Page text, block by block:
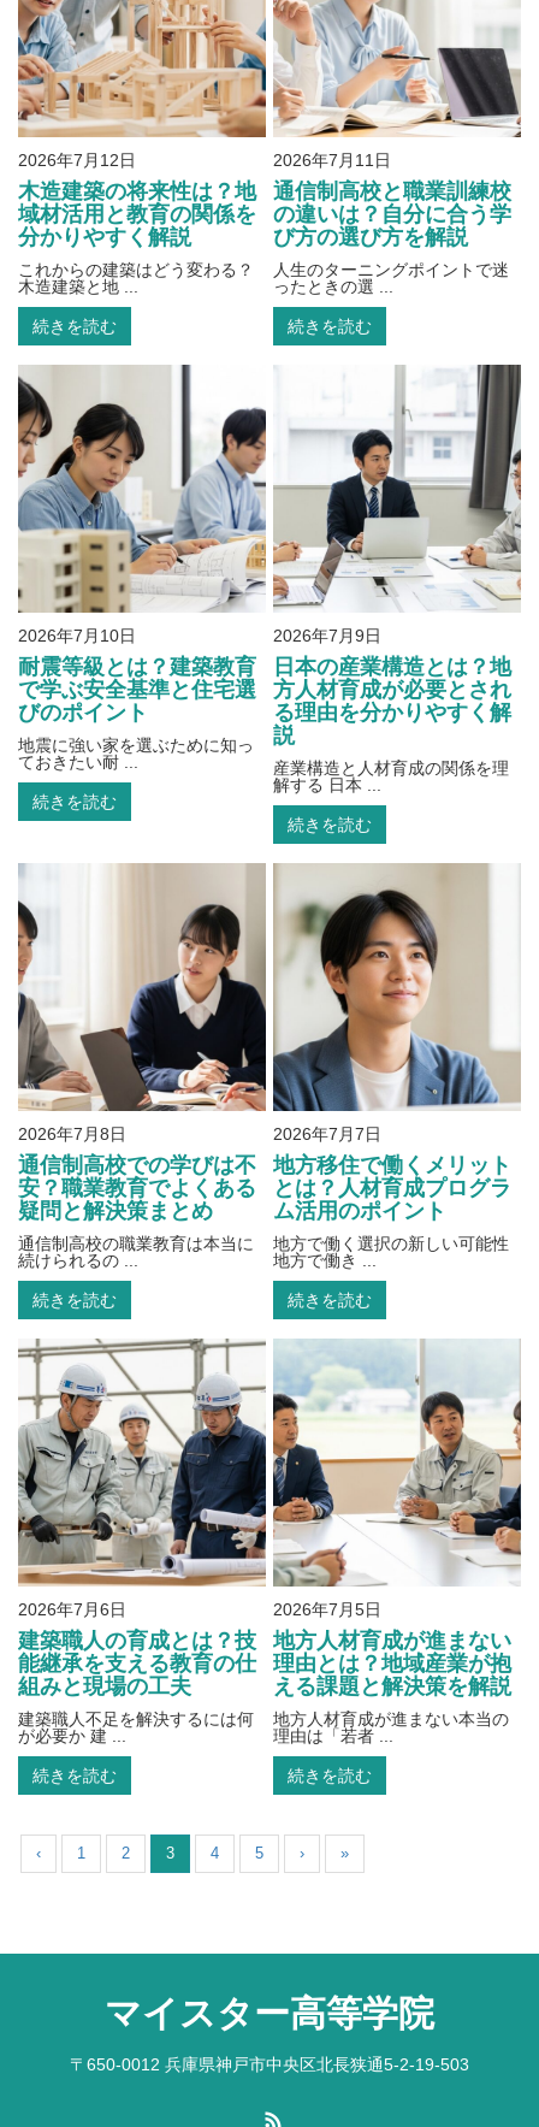
2026年7月12日
木造建築の将来性は？地
域材活用と教育の関係を
分かりやすく解説
これからの建築はどう変わる？
木造建築と地 ...
続きを読む
2026年7月11日
通信制高校と職業訓練校
の違いは？自分に合う学
び方の選び方を解説
人生のターニングポイントで迷
ったときの選 ...
続きを読む
2026年7月10日
耐震等級とは？建築教育
で学ぶ安全基準と住宅選
びのポイント
地震に強い家を選ぶために知っ
ておきたい耐 ...
続きを読む
2026年7月9日
日本の産業構造とは？地
方人材育成が必要とされ
る理由を分かりやすく解
説
産業構造と人材育成の関係を理
解する 日本 ...
続きを読む
2026年7月8日
通信制高校での学びは不
安？職業教育でよくある
疑問と解決策まとめ
通信制高校の職業教育は本当に
続けられるの ...
続きを読む
2026年7月7日
地方移住で働くメリット
とは？人材育成プログラ
ム活用のポイント
地方で働く選択の新しい可能性
地方で働き ...
続きを読む
2026年7月6日
建築職人の育成とは？技
能継承を支える教育の仕
組みと現場の工夫
建築職人不足を解決するには何
が必要か 建 ...
続きを読む
2026年7月5日
地方人材育成が進まない
理由とは？地域産業が抱
える課題と解決策を解説
地方人材育成が進まない本当の
理由は「若者 ...
続きを読む
‹ 1 2 3 4 5 › »
マイスター高等学院
〒650-0012 兵庫県神戸市中央区北長狭通5-2-19-503